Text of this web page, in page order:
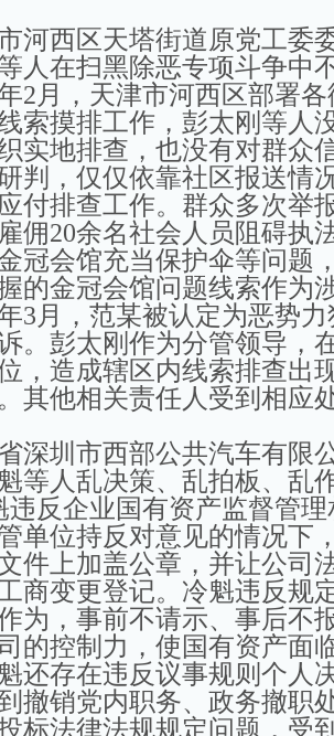
西区天塔街道原党工委
人在扫黑除恶专项斗争中
2月，天津市河西区部署
索摸排工作，彭太刚等人
实地排查，也没有对群众
判，仅仅依靠社区报送情
付排查工作。群众多次举
佣20余名社会人员阻碍执
冠会馆充当保护伞等问题
的金冠会馆问题线索作为
3月，范某被认定为恶势
。彭太刚作为分管领导，
，造成辖区内线索排查出
其他相关责任人受到相应
圳市西部公共汽车有限
等人乱决策、乱拍板、乱
违反企业国有资产监督管
单位持反对意见的情况下
件上加盖公章，并让公司
商变更登记。冷魁违反规
为，事前不请示、事后不
的控制力，使国有资产面
还存在违反议事规则个人
撤销党内职务、政务撤职
标法律法规规定问题，受